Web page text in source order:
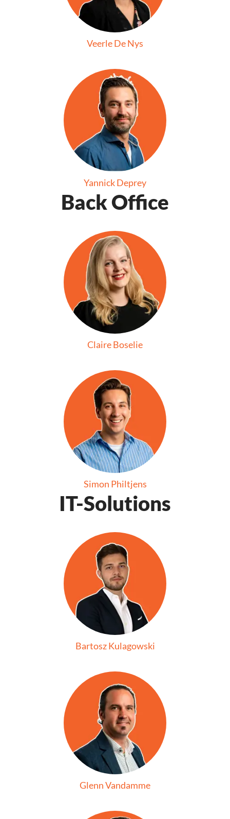
Veerle De Nys
Yannick Deprey
Back Office
Claire Boselie
Simon Philtjens
IT-Solutions
Bartosz Kulagowski
Glenn Vandamme